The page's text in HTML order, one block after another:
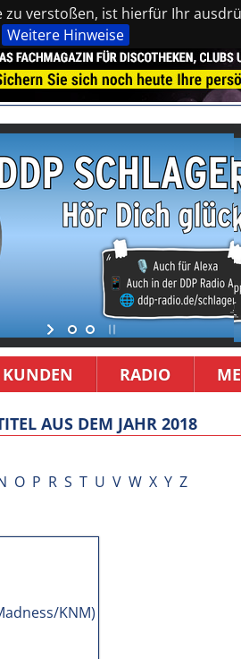
verstoßen, ist hierfür Ihr
Weitere Hinweise
KUNDEN RADIO
AUS DEM JAHR 2018
O P R S T U V W X Y Z